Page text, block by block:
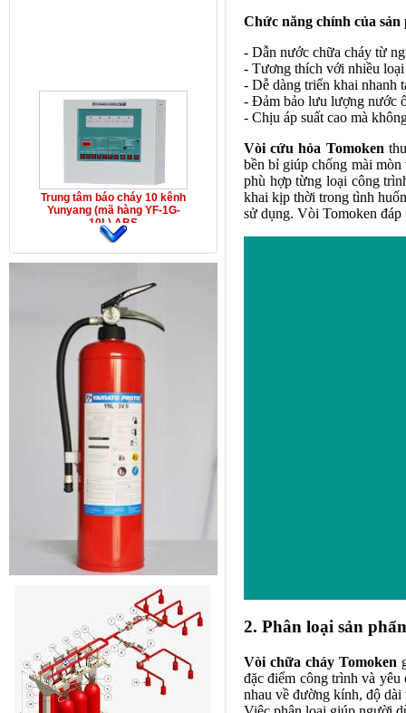
Trung tâm báo cháy 10 kênh
Yunyang (mã hàng YF-1G-
10L) ABS
Chức năng chính của sản
- Dẫn nước chữa cháy từ
- Tương thích với nhiều
- Dễ dàng triển khai nhanh
- Đảm bảo lưu lượng nước
- Chịu áp suất cao mà
Vòi cứu hỏa Tomoken
bền bỉ giúp chống mài
phù hợp từng loại công
khai kịp thời trong tình
sử dụng. Vòi Tomoken đáp
2. Phân loại sản
Vòi chữa cháy Tomoken
đặc điểm công trình và
nhau về đường kính, độ